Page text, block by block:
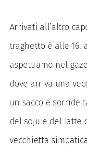
Arrivati all’altro
traghetto è alle 16:
aspettiamo nel
dove arriva una
un sacco e sorride
del soju e del latte
vecchietta